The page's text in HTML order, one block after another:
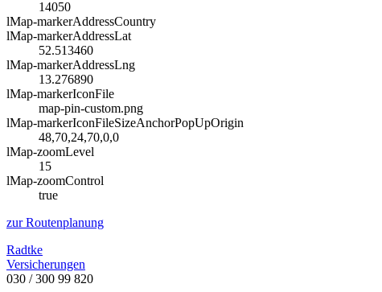
14050
lMap-markerAddressCountry
lMap-markerAddressLat
52.513460
lMap-markerAddressLng
13.276890
lMap-markerIconFile
map-pin-custom.png
lMap-markerIconFileSizeAnchorPopUpOrigin
48,70,24,70,0,0
lMap-zoomLevel
15
lMap-zoomControl
true
zur Routenplanung
Radtke
Versicherungen
030 / 300 99 820